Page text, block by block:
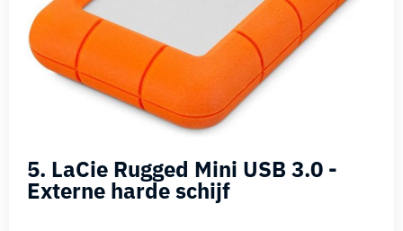
5. LaCie Rugged Mini USB 3.0 -
Externe harde schijf